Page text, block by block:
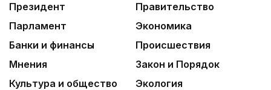
Президент
Правительство
Парламент
Экономика
Банки и финансы
Происшествия
Мнения
Закон и Порядок
Культура и общество
Экология